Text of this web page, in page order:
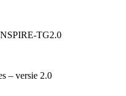
TG2.0
– versie 2.0